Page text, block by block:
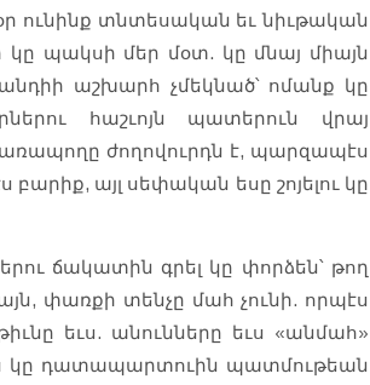
ունինք տնտեսական եւ նիւթական
կը պակսի մեր մօտ. կը մնայ միայն
աշխարհ չմեկնած՝ ոմանք կը
հաշւոյն պատերուն վրայ
ժողովուրդն է, պարզապէս
բարիք, այլ սեփական եսը շոյելու կը
ճակատին գրել կը փորձեն՝ թող
փառքի տենչը մահ չունի. որպէս
եւս. անունները եւս «անմահ»
կը դատապարտուին պատմութեան